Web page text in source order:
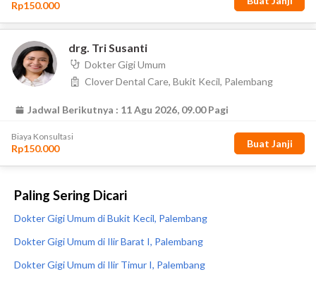
Paling Sering Dicari
Dokter Gigi Umum di Bukit Kecil, Palembang
Dokter Gigi Umum di Ilir Barat I, Palembang
Dokter Gigi Umum di Ilir Timur I, Palembang